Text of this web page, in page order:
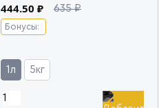
444.50 ₽ 635 ₽
Бонусы:
1л 5кг